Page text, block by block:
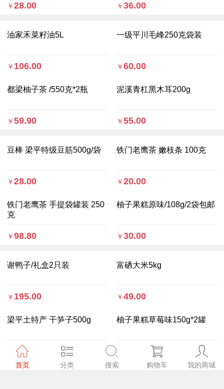
￥ 28.00 ￥36.00
油家禾菜籽油5L
￥ 106.00
一级平川毛峰250克袋装
￥60.00
都梁柚子茶 /550克*2瓶
￥ 59.90
泥溪青杠黑木耳200g
￥55.00
豆棒 梁平特级豆筋500g/袋
￥ 28.00
铁门老鹰茶 嫩枝条 100克
￥20.00
铁门老鹰茶 手提袋罐装 250
克
￥ 98.80
柚子果糕原味/108g/2袋包邮
￥30.00
谢鸭子/礼盒2只装
￥ 195.00
富硒大米5kg
￥49.00
梁平土特产 干笋子500g
88.00
柚子果糕草莓味150g*2罐
首页 分类 搜索 购物车 我的商城